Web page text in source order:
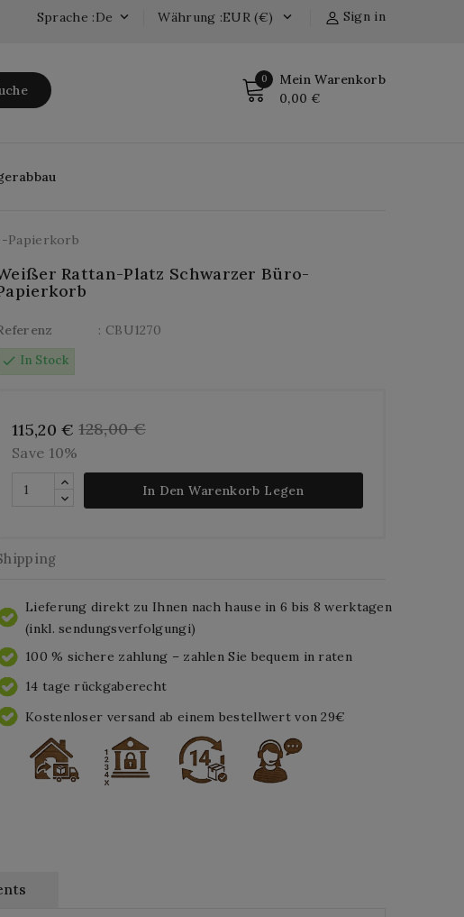
Sign in
Währung :EUR (€) 
Sprache :de 
0 Mein Warenkorb
0,00 €
Papierkorb
Rattan-Platz Schwarzer Büro-
: CBU1270
check In Stock
115,20 € 128,00 €
Save 10%
In Den Warenkorb Legen
Lieferung direkt zu Ihnen nach hause in 6 bis 8 werktagen
(inkl. sendungsverfolgungi)
100 % sichere zahlung – zahlen Sie bequem in raten
14 tage rückgaberecht
Kostenloser versand ab einem bestellwert von 29€